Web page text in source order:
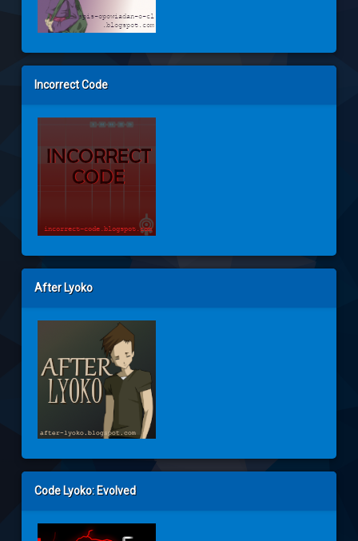
Incorrect Code
After Lyoko
Code Lyoko: Evolved